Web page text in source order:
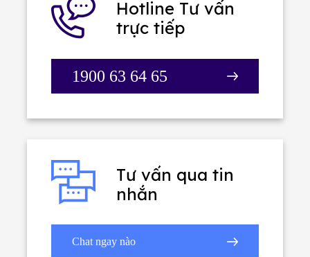
Hotline Tư vấn
trực tiếp
1900 63 64 65
Tư vấn qua tin
nhắn
Chat ngay nào